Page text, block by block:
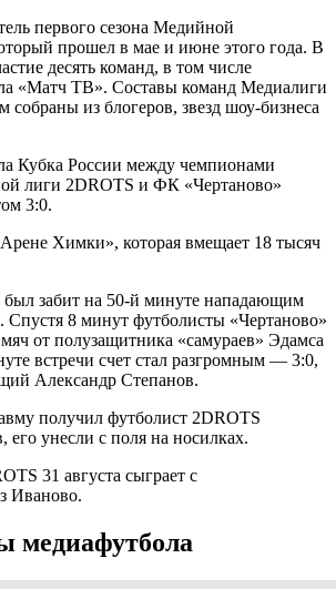
первого сезона Медийной
прошел в мае и июне этого года. В
десять команд, в том числе
«Матч ТВ». Составы команд Медиалиги
собраны из блогеров, звезд шоу-бизнеса
Кубка России между чемпионами
лиги 2DROTS и ФК «Чертаново»
3:0.
Химки», которая вмещает 18 тысяч
забит на 50-й минуте нападающим
Спустя 8 минут футболисты «Чертаново»
от полузащитника «самураев» Эдамса
встречи счет стал разгромным — 3:0,
Александр Степанов.
получил футболист 2DROTS
его унесли с поля на носилках.
31 августа сыграет с
Иваново.
медиафутбола